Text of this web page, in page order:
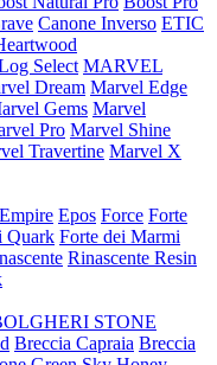
Canone Inverso ETIC
Select MARVEL
Dream Marvel Edge
Gems Marvel
Pro Marvel Shine
Travertine Marvel X
Empire Epos Force Forte
Quark Forte dei Marmi
Rinascente Resin
STONE
Breccia Capraia Breccia